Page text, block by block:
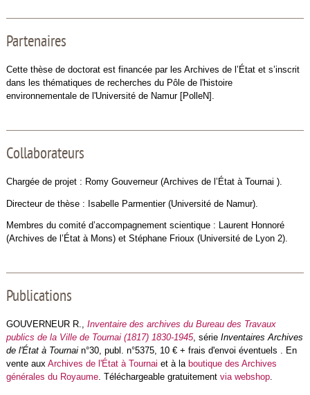
Partenaires
Cette thèse de doctorat est financée par les Archives de l’État et s’inscrit
dans les thématiques de recherches du Pôle de l'histoire
environnementale de l'Université de Namur [PolleN].
Collaborateurs
Chargée de projet : Romy Gouverneur (Archives de l’État à Tournai ).
Directeur de thèse : Isabelle Parmentier (Université de Namur).
Membres du comité d’accompagnement scientique : Laurent Honnoré
(Archives de l’État à Mons) et Stéphane Frioux (Université de Lyon 2).
Publications
GOUVERNEUR R., Inventaire des archives du Bureau des Travaux
publics de la Ville de Tournai (1817) 1830-1945, série Inventaires Archives
de l'État à Tournain°30, publ. n°5375, 10 € + frais d'envoi éventuels . En
vente aux Archives de l'État à Tournai et à la boutique des Archives
générales du Royaume. Téléchargeable gratuitement via webshop.